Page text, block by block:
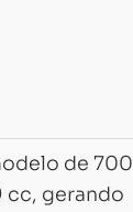
de 700
cc, gerando